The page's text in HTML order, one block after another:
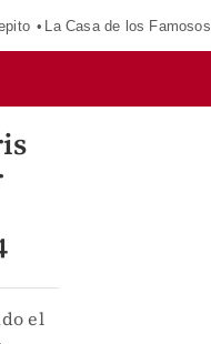
La Casa de los Famosos
el